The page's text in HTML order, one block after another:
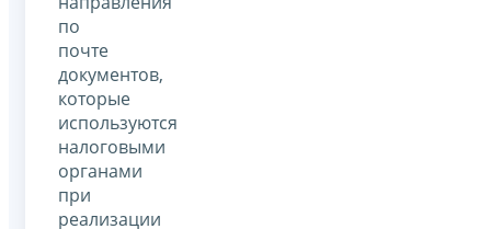
по
почте
документов,
которые
используются
налоговыми
органами
при
реализации